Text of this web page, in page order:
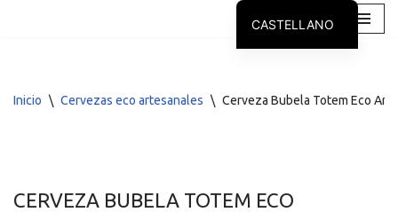
Inicio \ Cervezas eco artesanales \ Cerveza Bubela Totem Eco
CERVEZA BUBELA TOTEM ECO
CASTELLANO
GALEGO